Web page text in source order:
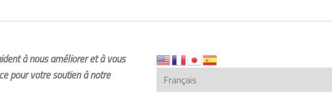
à nous améliorer et à vous
pour votre soutien à notre